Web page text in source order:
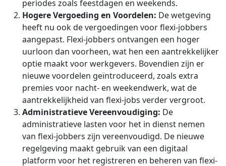
periodes zoals feestdagen en weekends.
Hogere Vergoeding en Voordelen: De wetgeving
heeft nu ook de vergoedingen voor flexi-jobbers
aangepast. Flexi-jobbers ontvangen een hoger
uurloon dan voorheen, wat hen een aantrekkelijker
optie maakt voor werkgevers. Bovendien zijn er
nieuwe voordelen geïntroduceerd, zoals extra
premies voor nacht- en weekendwerk, wat de
aantrekkelijkheid van flexi-jobs verder vergroot.
Administratieve Vereenvoudiging: De
administratieve lasten voor het in dienst nemen
van flexi-jobbers zijn vereenvoudigd. De nieuwe
regelgeving maakt gebruik van een digitaal
platform voor het registreren en beheren van flexi-